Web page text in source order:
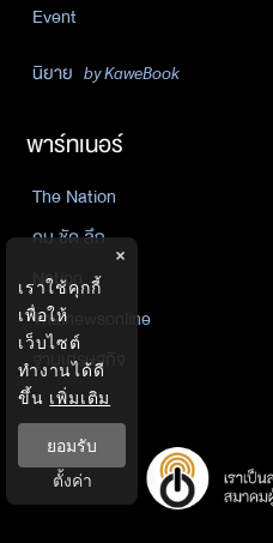
Event
นิยาย by KaweBook
พาร์ทเนอร์
The Nation
คม ชัด ลึก
Nation
Thainewsonline
ฐานเศรษฐกิจ
×
เราใช้คุกกี้
เพื่อให้
เว็บไซต์
ทำงานได้ดี
ขึ้น เพิ่มเติม
ยอมรับ
ตั้งค่า